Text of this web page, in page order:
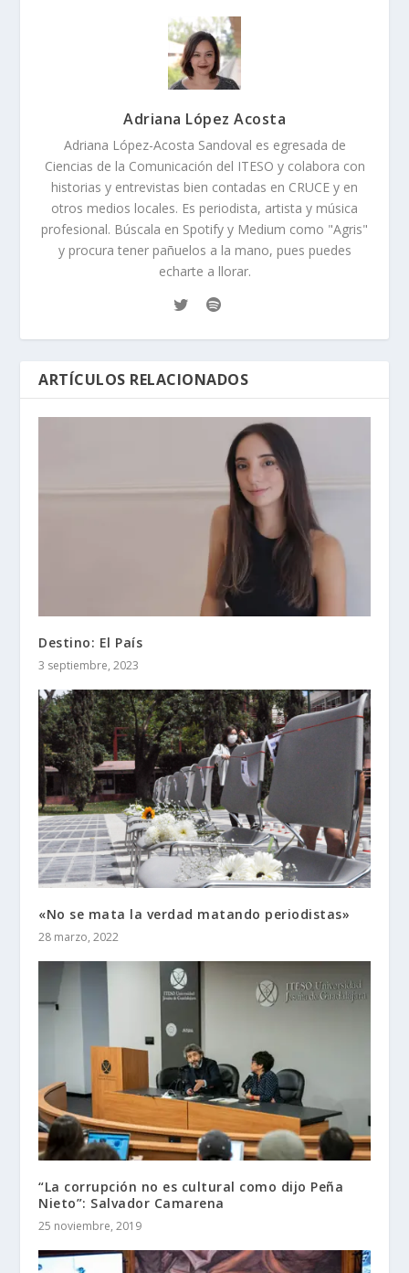
Adriana López Acosta
Adriana López-Acosta Sandoval es egresada de
Ciencias de la Comunicación del ITESO y colabora con
historias y entrevistas bien contadas en CRUCE y en
otros medios locales. Es periodista, artista y música
profesional. Búscala en Spotify y Medium como "Agris"
y procura tener pañuelos a la mano, pues puedes
echarte a llorar.
ARTÍCULOS RELACIONADOS
Destino: El País
3 septiembre, 2023
«No se mata la verdad matando periodistas»
28 marzo, 2022
“La corrupción no es cultural como dijo Peña
Nieto”: Salvador Camarena
25 noviembre, 2019